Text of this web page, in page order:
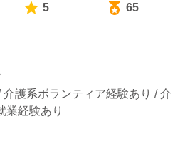
5
65
介護系ボランティア経験あり /介
業経験あり